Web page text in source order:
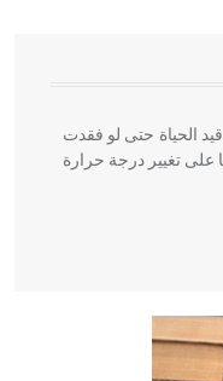
الحياة حتى لو فقدت
على تغيير درجة حرارة
أربعة مؤلفات هي:
في جروح الرأس. ويعود